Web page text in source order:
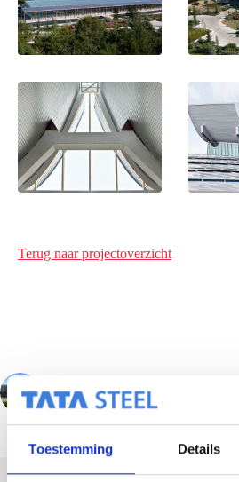
Toestemming Details
Terug naar projectoverzicht
VORIGE